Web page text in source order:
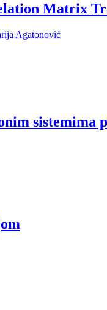
Matrix
Agatonović
sistemima